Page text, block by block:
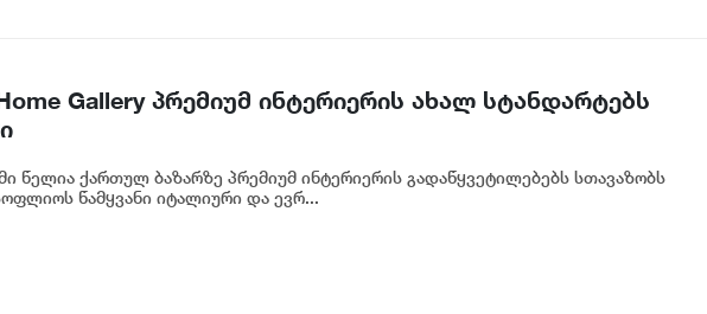
Gallery პრემიუმ ინტერიერის ახალ სტანდარტებს
წელია ქართულ ბაზარზე პრემიუმ ინტერიერის გადაწყვეტილებებს სთავაზობს
წამყვანი იტალიური და ევრ...